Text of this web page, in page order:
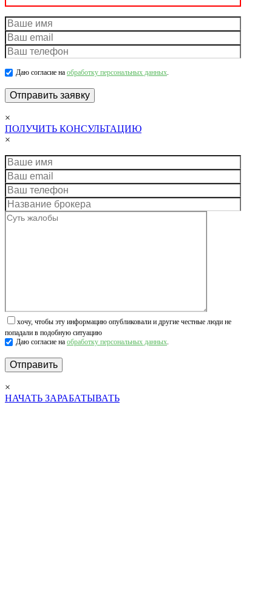
Даю согласие на обработку персональных данных.
×
ПОЛУЧИТЬ КОНСУЛЬТАЦИЮ
×
хочу, чтобы эту информацию опубликовали и другие честные люди не
попадали в подобную ситуацию
Даю согласие на обработку персональных данных.
×
НАЧАТЬ ЗАРАБАТЫВАТЬ